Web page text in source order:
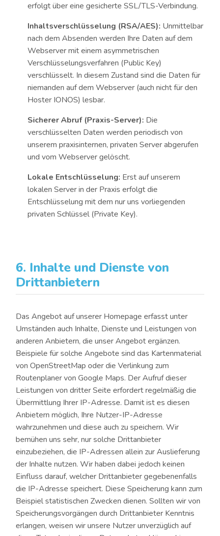
erfolgt über eine gesicherte SSL/TLS-Verbindung.
Inhaltsverschlüsselung (RSA/AES): Unmittelbar
nach dem Absenden werden Ihre Daten auf dem
Webserver mit einem asymmetrischen
Verschlüsselungsverfahren (Public Key)
verschlüsselt. In diesem Zustand sind die Daten für
niemanden auf dem Webserver (auch nicht für den
Hoster IONOS) lesbar.
Sicherer Abruf (Praxis-Server): Die
verschlüsselten Daten werden periodisch von
unserem praxisinternen, privaten Server abgerufen
und vom Webserver gelöscht.
Lokale Entschlüsselung: Erst auf unserem
lokalen Server in der Praxis erfolgt die
Entschlüsselung mit dem nur uns vorliegenden
privaten Schlüssel (Private Key).
6. Inhalte und Dienste von
Drittanbietern
Das Angebot auf unserer Homepage erfasst unter
Umständen auch Inhalte, Dienste und Leistungen von
anderen Anbietern, die unser Angebot ergänzen.
Beispiele für solche Angebote sind das Kartenmaterial
von OpenStreetMap oder die Verlinkung zum
Routenplaner von Google Maps. Der Aufruf dieser
Leistungen von dritter Seite erfordert regelmäßig die
Übermittlung Ihrer IP-Adresse. Damit ist es diesen
Anbietern möglich, Ihre Nutzer-IP-Adresse
wahrzunehmen und diese auch zu speichern. Wir
bemühen uns sehr, nur solche Drittanbieter
einzubeziehen, die IP-Adressen allein zur Auslieferung
der Inhalte nutzen. Wir haben dabei jedoch keinen
Einfluss darauf, welcher Drittanbieter gegebenenfalls
die IP-Adresse speichert. Diese Speicherung kann zum
Beispiel statistischen Zwecken dienen. Sollten wir von
Speicherungsvorgängen durch Drittanbieter Kenntnis
erlangen, weisen wir unsere Nutzer unverzüglich auf